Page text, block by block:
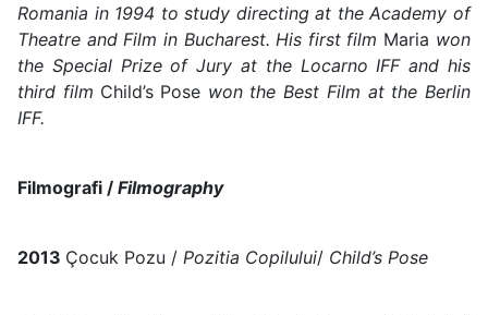
Romania in 1994 to study directing at the Academy of
Theatre and Film in Bucharest. His first film Maria won
the Special Prize of Jury at the Locarno IFF and his
third film Child’s Pose won the Best Film at the Berlin
IFF.
Filmografi / Filmography
2013 Çocuk Pozu / Pozitia Copilului/ Child’s Pose